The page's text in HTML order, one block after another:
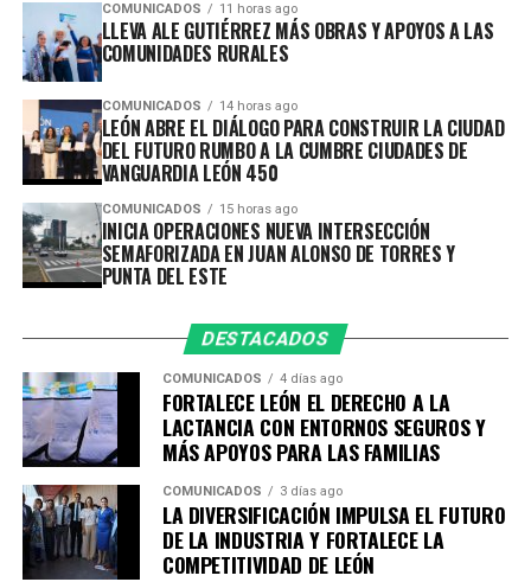
Gracias a la oportuna denuncia ciudadana y a la rápida
respuesta de las corporaciones de seguridad, durante
esta intervención se previnieron accidentes y se evitó
que estas conductas representaran un mayor peligro
para la ciudadanía.
La Secretaría de Seguridad, Prevención y Protección
Ciudadana reitera que estos operativos continuarán
realizándose de manera permanente en distintos
puntos del municipio, con el firme compromiso de
seguridad en las vialidades.
Asimismo, agradece a la ciudadanía por reportar este
tipo de conductas a través de las redes sociales y los
canales de emergencia 9-1-1, ya que su participación es
fundamental para construir un León más seguro para
todas y todos.
COMUNICADOS 11 horas ago
LLEVA ALE GUTIÉRREZ MÁS OBRAS Y APOYOS A LAS
COMUNIDADES RURALES
COMUNICADOS 14 horas ago
LEÓN ABRE EL DIÁLOGO PARA CONSTRUIR LA CIUDAD
DEL FUTURO RUMBO A LA CUMBRE CIUDADES DE
VANGUARDIA LEÓN 450
COMUNICADOS 15 horas ago
INICIA OPERACIONES NUEVA INTERSECCIÓN
SEMAFORIZADA EN JUAN ALONSO DE TORRES Y
PUNTA DEL ESTE
DESTACADOS
COMUNICADOS 4 días ago
FORTALECE LEÓN EL DERECHO A LA
LACTANCIA CON ENTORNOS SEGUROS Y
MÁS APOYOS PARA LAS FAMILIAS
COMUNICADOS 3 días ago
LA DIVERSIFICACIÓN IMPULSA EL FUTURO
DE LA INDUSTRIA Y FORTALECE LA
COMPETITIVIDAD DE LEÓN